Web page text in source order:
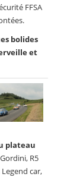
FFSA
bolides
et
plateau
R5
car,